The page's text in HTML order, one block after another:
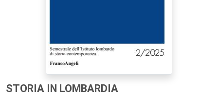
STORIA IN LOMBARDIA